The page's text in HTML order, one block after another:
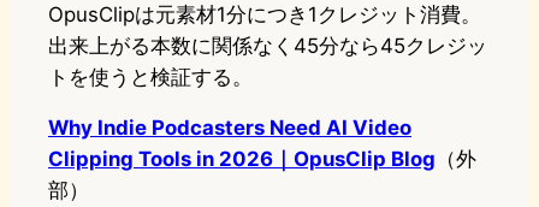
OpusClipは元素材1分につき1クレジット消費。
出来上がる本数に関係なく45分なら45クレジッ
トを使うと検証する。
Why Indie Podcasters Need AI Video
Clipping Tools in 2026｜OpusClip Blog （外
部）